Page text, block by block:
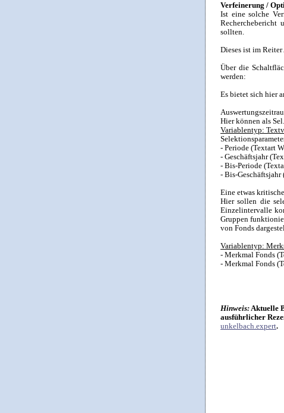
Verfeinerung /
Ist eine solche
Recherchebericht
sollten.
Dieses ist im
Über die
werden:
Es bietet sich hier
Hier können als
Variablentyp:
- Periode (Textart
- Geschäftsjahr
- Bis-Periode
- Bis-Geschäftsjahr
Eine etwas
Hier sollen die
Einzelintervalle
Gruppen
von Fonds
Variablentyp:
- Merkmal Fonds
- Merkmal Fonds
Hinweis:Aktuelle
ausführlicher
unkelbach.expert.